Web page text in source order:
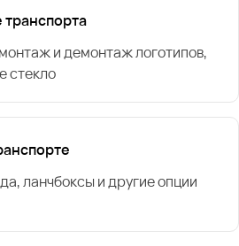
и демонтаж логотипов,
стекло
ланчбоксы и другие опции